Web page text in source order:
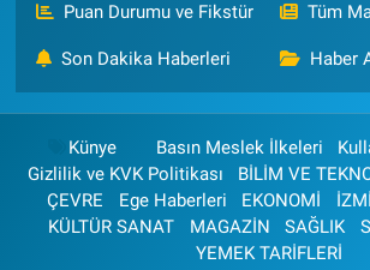
Puan Durumu ve Fikstür Tüm
Son Dakika Haberleri Haber
Künye Basın Meslek İlkeleri
Gizlilik ve KVK Politikası
BİLİM VE
ÇEVRE
Ege Haberleri EKONOMİ
KÜLTÜR SANAT
MAGAZİN SAĞLIK
YEMEK TARİFLERİ